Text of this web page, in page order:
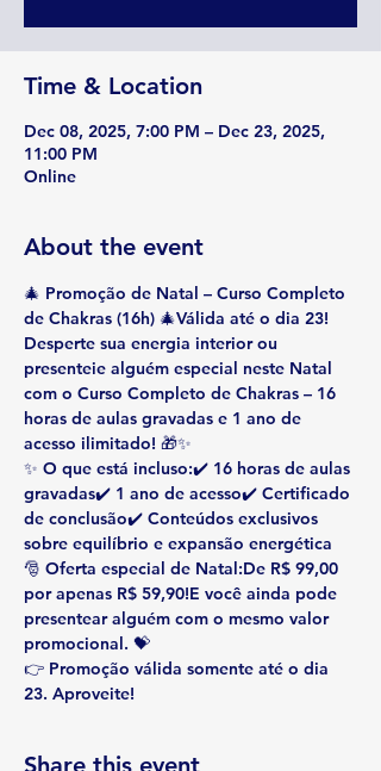
Time & Location
Dec 08, 2025, 7:00 PM – Dec 23, 2025,
11:00 PM
Online
About the event
🎄 Promoção de Natal – Curso Completo
de Chakras (16h) 🎄Válida até o dia 23!
Desperte sua energia interior ou
presenteie alguém especial neste Natal
com o Curso Completo de Chakras – 16
horas de aulas gravadas e 1 ano de
acesso ilimitado! 🎁✨
✨ O que está incluso:✔️ 16 horas de aulas
gravadas✔️ 1 ano de acesso✔️ Certificado
de conclusão✔️ Conteúdos exclusivos
sobre equilíbrio e expansão energética
🎅 Oferta especial de Natal:De R$ 99,00
por apenas R$ 59,90!E você ainda pode
presentear alguém com o mesmo valor
promocional. 💝
👉 Promoção válida somente até o dia
23. Aproveite!
Share this event